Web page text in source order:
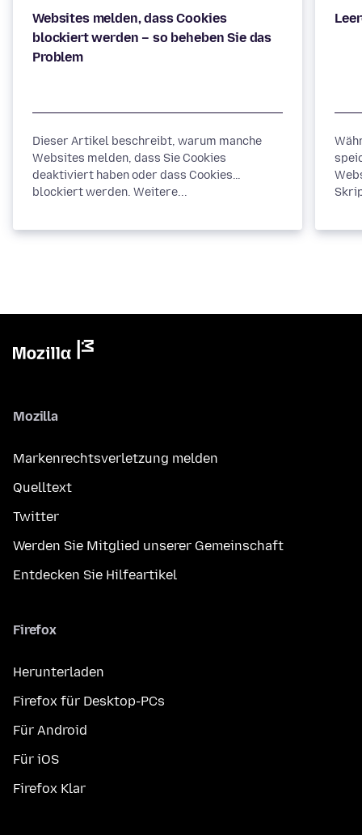
Websites melden, dass Cookies
blockiert werden – so beheben Sie das
Problem
Dieser Artikel beschreibt, warum manche
Websites melden, dass Sie Cookies
deaktiviert haben oder dass Cookies
blockiert werden. Weitere...
Mozilla
Markenrechtsverletzung melden
Quelltext
Twitter
Werden Sie Mitglied unserer Gemeinschaft
Entdecken Sie Hilfeartikel
Firefox
Herunterladen
Firefox für Desktop-PCs
Für Android
Für iOS
Firefox Klar